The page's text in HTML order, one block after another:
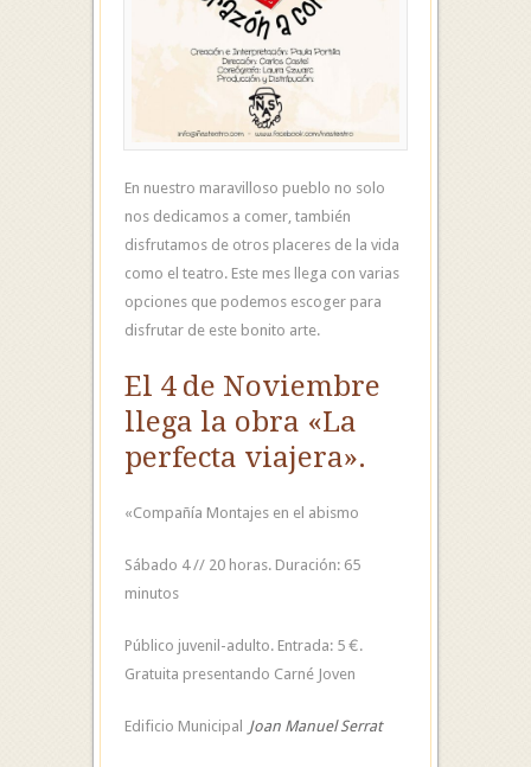
En nuestro maravilloso pueblo no solo
nos dedicamos a comer, también
disfrutamos de otros placeres de la vida
como el teatro. Este mes llega con varias
opciones que podemos escoger para
disfrutar de este bonito arte.
El 4 de Noviembre
llega la obra «La
perfecta viajera».
«Compañía Montajes en el abismo
Sábado 4 // 20 horas. Duración: 65
minutos
Público juvenil-adulto. Entrada: 5 €.
Gratuita presentando Carné Joven
Edificio Municipal Joan Manuel Serrat